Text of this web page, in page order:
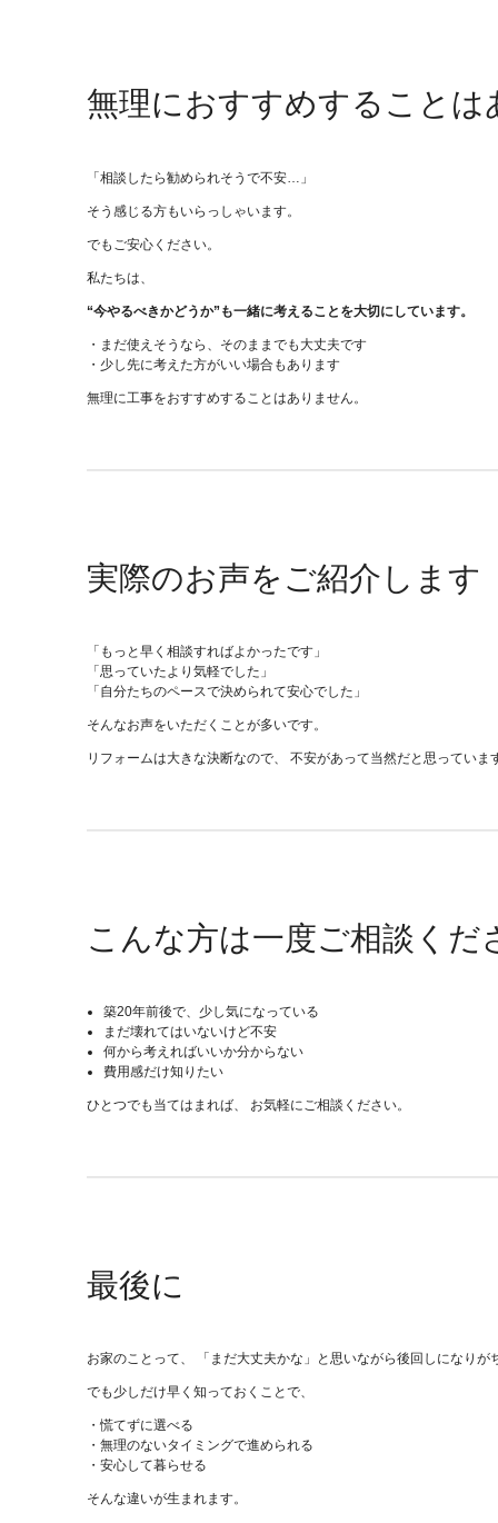
無理におすすめすることは
「相談したら勧められそうで不安…」
そう感じる方もいらっしゃいます。
でもご安心ください。
私たちは、
“今やるべきかどうか”も一緒に考えることを大切にしています。
・まだ使えそうなら、そのままでも大丈夫です
・少し先に考えた方がいい場合もあります
無理に工事をおすすめすることはありません。
実際のお声をご紹介します
「もっと早く相談すればよかったです」
「思っていたより気軽でした」
「自分たちのペースで決められて安心でした」
そんなお声をいただくことが多いです。
リフォームは大きな決断なので、 不安があって当然だと思っていま
こんな方は一度ご相談くだ
築20年前後で、少し気になっている
まだ壊れてはいないけど不安
何から考えればいいか分からない
費用感だけ知りたい
ひとつでも当てはまれば、 お気軽にご相談ください。
最後に
お家のことって、 「まだ大丈夫かな」と思いながら後回しになりが
でも少しだけ早く知っておくことで、
・慌てずに選べる
・無理のないタイミングで進められる
・安心して暮らせる
そんな違いが生まれます。